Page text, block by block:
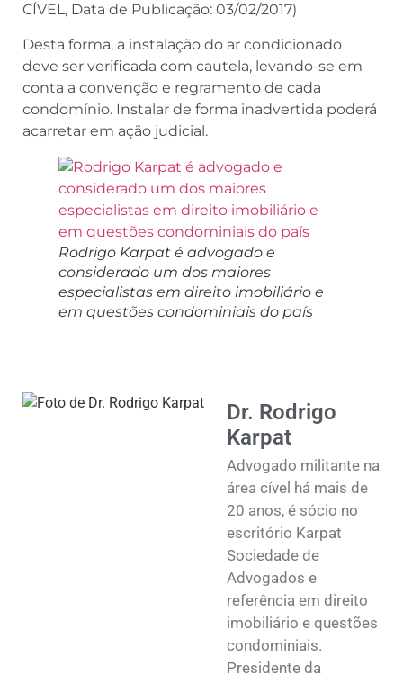
CÍVEL, Data de Publicação: 03/02/2017)
Desta forma, a instalação do ar condicionado
deve ser verificada com cautela, levando-se em
conta a convenção e regramento de cada
condomínio. Instalar de forma inadvertida poderá
acarretar em ação judicial.
Rodrigo Karpat é advogado e
considerado um dos maiores
especialistas em direito imobiliário e
em questões condominiais do país
Dr. Rodrigo
Karpat
Advogado militante na
área cível há mais de
20 anos, é sócio no
escritório Karpat
Sociedade de
Advogados e
referência em direito
imobiliário e questões
condominiais.
Presidente da